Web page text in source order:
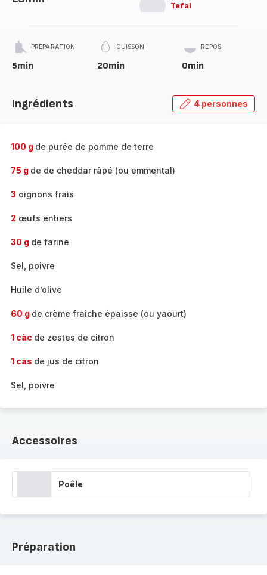
Tefal
PRÉPARATION
5min
CUISSON
20min
REPOS
0min
Ingrédients 4 personnes
100 g de purée de pomme de terre
75 g de de cheddar râpé (ou emmental)
3 oignons frais
2 œufs entiers
30 g de farine
Sel, poivre
Huile d’olive
60 g de crème fraiche épaisse (ou yaourt)
1 càc de zestes de citron
1 càs de jus de citron
Sel, poivre
Accessoires
Poêle
Préparation